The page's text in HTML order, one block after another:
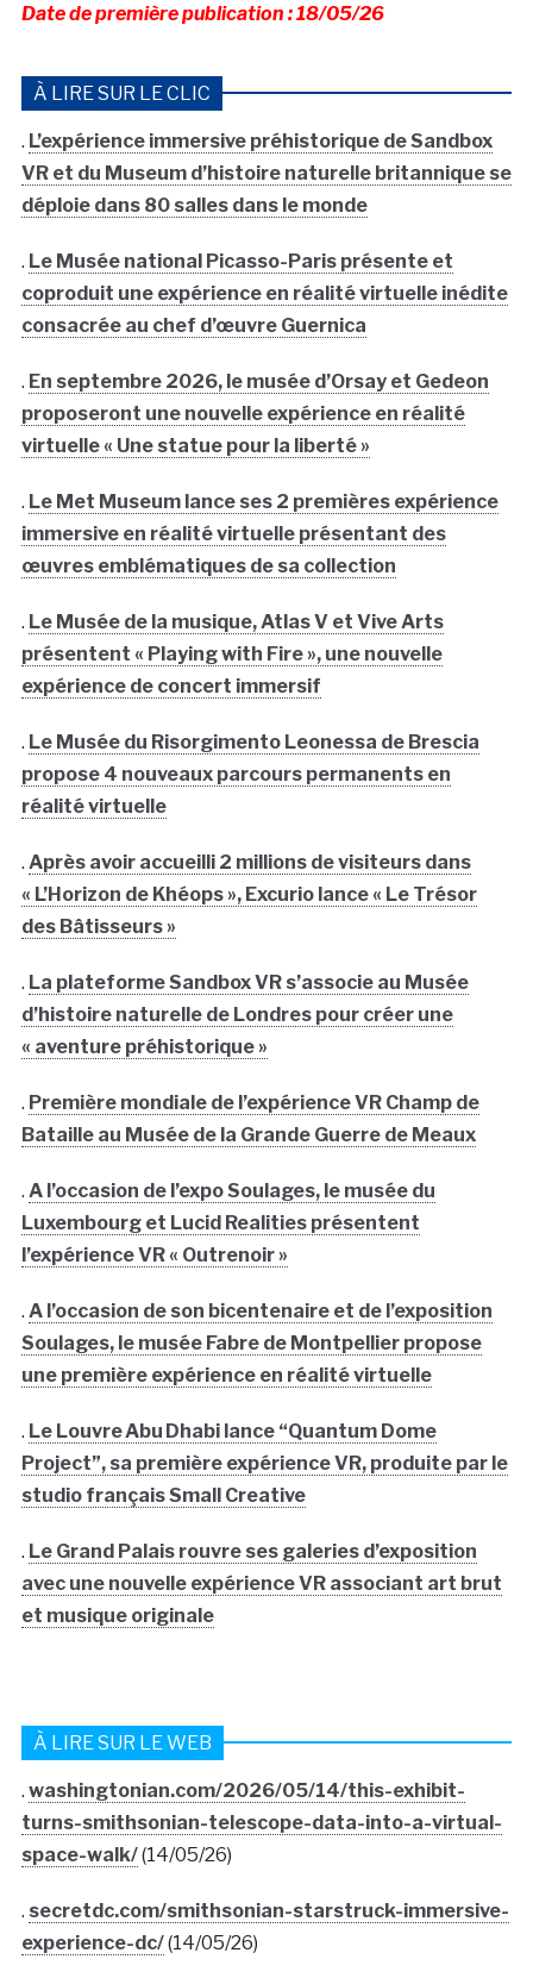
Date de première publication : 18/05/26
À LIRE SUR LE CLIC
. L’expérience immersive préhistorique de Sandbox
VR et du Museum d’histoire naturelle britannique se
déploie dans 80 salles dans le monde
. Le Musée national Picasso-Paris présente et
coproduit une expérience en réalité virtuelle inédite
consacrée au chef d’œuvre Guernica
. En septembre 2026, le musée d’Orsay et Gedeon
proposeront une nouvelle expérience en réalité
virtuelle « Une statue pour la liberté »
. Le Met Museum lance ses 2 premières expérience
immersive en réalité virtuelle présentant des
œuvres emblématiques de sa collection
. Le Musée de la musique, Atlas V et Vive Arts
présentent « Playing with Fire », une nouvelle
expérience de concert immersif
. Le Musée du Risorgimento Leonessa de Brescia
propose 4 nouveaux parcours permanents en
réalité virtuelle
. Après avoir accueilli 2 millions de visiteurs dans
« L’Horizon de Khéops », Excurio lance « Le Trésor
des Bâtisseurs »
. La plateforme Sandbox VR s’associe au Musée
d’histoire naturelle de Londres pour créer une
« aventure préhistorique »
. Première mondiale de l’expérience VR Champ de
Bataille au Musée de la Grande Guerre de Meaux
. A l’occasion de l’expo Soulages, le musée du
Luxembourg et Lucid Realities présentent
l’expérience VR « Outrenoir »
. A l’occasion de son bicentenaire et de l’exposition
Soulages, le musée Fabre de Montpellier propose
une première expérience en réalité virtuelle
. Le Louvre Abu Dhabi lance “Quantum Dome
Project”, sa première expérience VR, produite par le
studio français Small Creative
. Le Grand Palais rouvre ses galeries d’exposition
avec une nouvelle expérience VR associant art brut
et musique originale
À LIRE SUR LE WEB
. washingtonian.com/2026/05/14/this-exhibit-
turns-smithsonian-telescope-data-into-a-virtual-
space-walk/(14/05/26)
. secretdc.com/smithsonian-starstruck-immersive-
experience-dc/(14/05/26)